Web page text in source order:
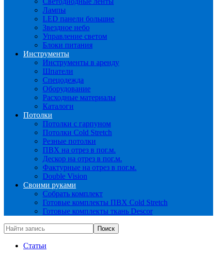
Лампы
LED панели большие
Звездное небо
Управление светом
Блоки питания
Инструменты
Инструменты в аренду
Шпатели
Спецодежда
Оборудование
Расходные материалы
Каталоги
Потолки
Потолки с гарпуном
Потолки Cold Stretch
Резные потолки
ПВХ на отрез в пог.м.
Дескор на отрез в пог.м.
Фактурные на отрез в пог.м.
Double Vision
Своими руками
Собрать комплект
Готовые комплекты ПВХ Cold Stretch
Готовые комплекты ткань Descor
Статьи